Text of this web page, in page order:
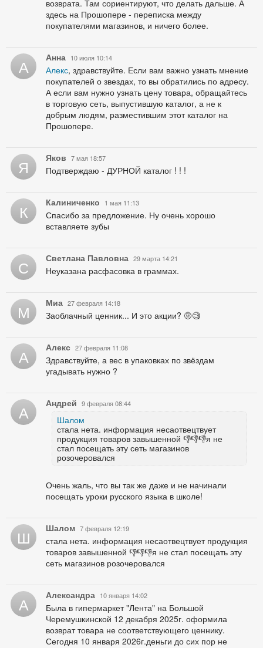
возврата. Там сориентируют, что делать дальше. А
здесь на Прошопере - переписка между
покупателями магазинов, и ничего более.
А Анна 10 июля 10:14
Алекс, здравствуйте. Если вам важно узнать мнение
покупателей о звездах, то вы обратились по адресу.
А если вам нужно узнать цену товара, обращайтесь
в торговую сеть, выпустившую каталог, а не к
добрым людям, разместившим этот каталог на
Прошопере.
Я Яков 7 мая 18:57
Подтверждаю - ДУРНОЙ каталог ! ! !
К Калиниченко 1 мая 11:13
Спасибо за предложение. Ну очень хорошо
вставляете зубы
С Светлана Павловна 29 марта 14:21
Неуказана расфасовка в граммах.
М Миа 27 февраля 14:18
Заоблачный ценник... И это акции? 🤨🧐
А Алекс 27 февраля 11:08
Здравствуйте, а вес в упаковках по звёздам
угадывать нужно ?
А Андрей 9 февраля 08:44
Шалом
стала нета. информация несаотвецтвует
продукция товаров завышенной 👎👎👎я не
стал посещать эту сеть магазинов
розочеровался
Очень жаль, что вы так же даже и не начинали
посещать уроки русского языка в школе!
Ш Шалом 7 февраля 12:19
стала нета. информация несаотвецтвует продукция
товаров завышенной 👎👎👎я не стал посещать эту
сеть магазинов розочеровался
А Александра 10 января 14:02
Была в гипермаркет "Лента" на Большой
Черемушкинской 12 декабря 2025г. оформила
возврат товара не соответствующего ценнику.
Сегодня 10 января 2026г.деньги до сих пор не